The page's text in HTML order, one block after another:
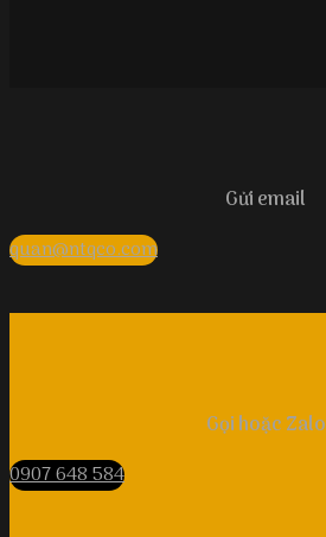
Gửi email
quan@ntqco.com
Gọi hoặc Zalo
0907 648 584